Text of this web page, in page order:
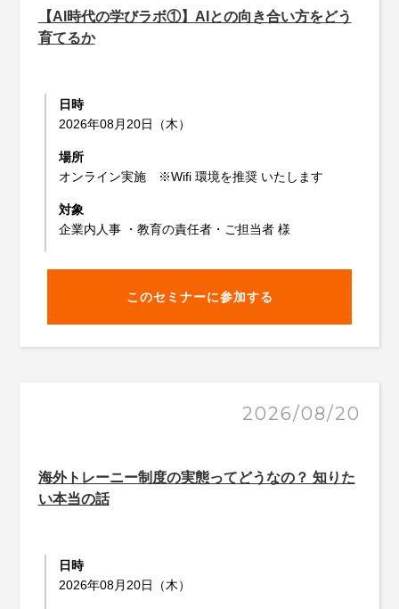
【AI時代の学びラボ①】AIとの向き合い方をどう
育てるか
日時
2026年08月20日（木）
場所
オンライン実施 ※Wifi 環境を推奨 いたします
対象
企業内人事 ・教育の責任者・ご担当者 様
このセミナーに参加する
2026/08/20
海外トレーニー制度の実態ってどうなの？ 知りた
い本当の話
日時
2026年08月20日（木）